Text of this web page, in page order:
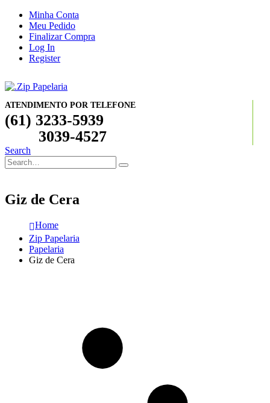
Minha Conta
Meu Pedido
Finalizar Compra
Log In
Register
ATENDIMENTO POR TELEFONE
(61) 3233-5939
3039-4527
Search
Giz de Cera
Home
Zip Papelaria
Papelaria
Giz de Cera